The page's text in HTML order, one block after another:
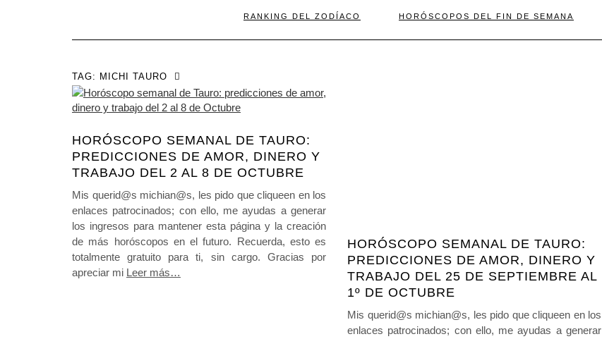
RANKING DEL ZODÍACO HORÓSCOPOS DEL FIN DE SEMANA
TAG: MICHI TAURO
HORÓSCOPO SEMANAL DE TAURO:
PREDICCIONES DE AMOR, DINERO Y
TRABAJO DEL 2 AL 8 DE OCTUBRE
Mis querid@s michian@s, les pido que cliqueen en los
enlaces patrocinados; con ello, me ayudas a generar
los ingresos para mantener esta página y la creación
de más horóscopos en el futuro. Recuerda, esto es
totalmente gratuito para ti, sin cargo. Gracias por
apreciar mi Leer más…
HORÓSCOPO SEMANAL DE TAURO:
PREDICCIONES DE AMOR, DINERO Y
TRABAJO DEL 25 DE SEPTIEMBRE AL
1º DE OCTUBRE
Mis querid@s michian@s, les pido que cliqueen en los
enlaces patrocinados; con ello, me ayudas a generar